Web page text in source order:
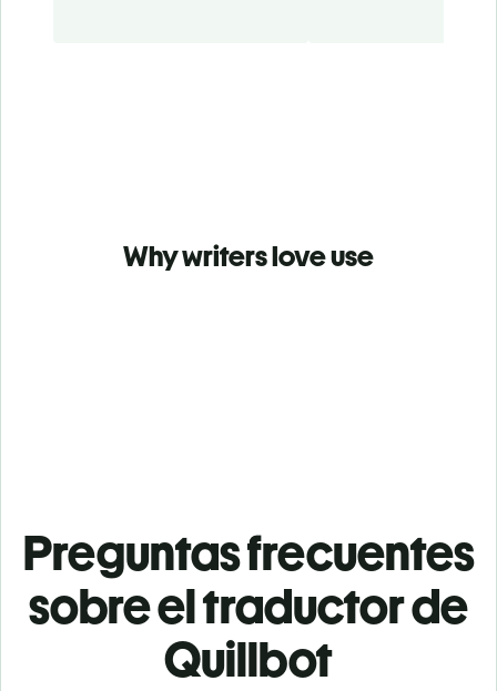
Why writers love use
Preguntas frecuentes
sobre el traductor de
Quillbot